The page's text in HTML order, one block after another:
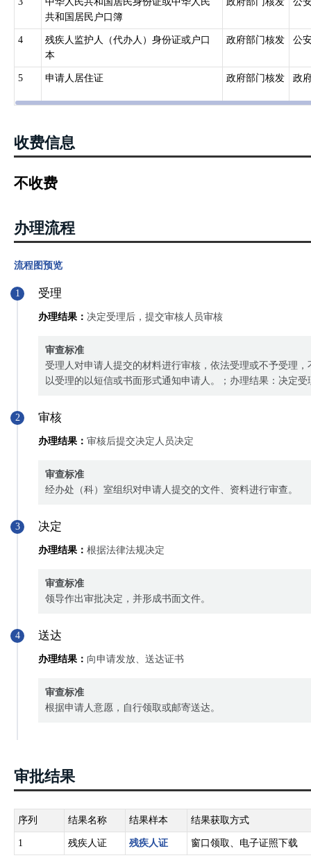
共和国居民户口簿
4
残疾人监护人（代办人）身份证或户口
本
政府部门核发 公
5 申请人居住证 政府部门核发 政
收费信息
不收费
办理流程
流程图预览
1 受理
办理结果： 决定受理后，提交审核人员审核
审查标准
受理人对申请人提交的材料进行审核，依法受理或不予受理
以受理的以短信或书面形式通知申请人。；办理结果：决定
2 审核
办理结果： 审核后提交决定人员决定
审查标准
经办处（科）室组织对申请人提交的文件、资料进行审查。
3 决定
办理结果： 根据法律法规决定
审查标准
领导作出审批决定，并形成书面文件。
4 送达
办理结果： 向申请发放、送达证书
审查标准
根据申请人意愿，自行领取或邮寄送达。
审批结果
序列 结果名称 结果样本 结果获取方式
1 残疾人证 残疾人证 窗口领取、电子证照下载